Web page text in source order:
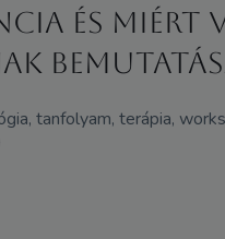
és miért
tanfolyam, terápia,